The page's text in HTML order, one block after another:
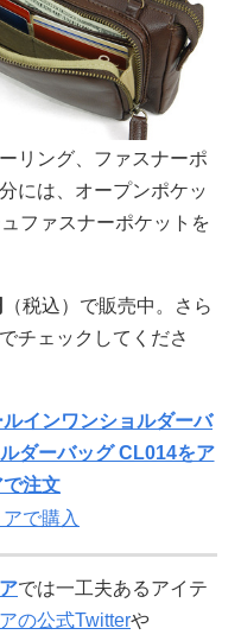
リング、ファスナーポ
には、オープンポケッ
ファスナーポケットを
（税込）で販売中。さら
チェックしてくださ
ルインワンショルダーバ
ダーバッグ CL014をア
で注文
では一工夫あるアイテ
の公式Twitterや